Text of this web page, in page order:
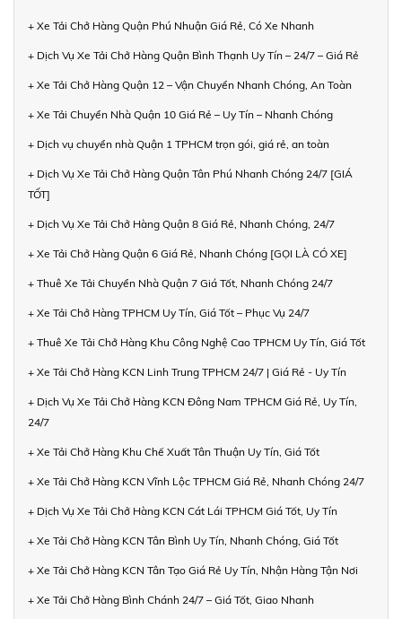
+ Xe Tải Chở Hàng Quận Phú Nhuận Giá Rẻ, Có Xe Nhanh
+ Dịch Vụ Xe Tải Chở Hàng Quận Bình Thạnh Uy Tín – 24/7 – Giá Rẻ
+ Xe Tải Chở Hàng Quận 12 – Vận Chuyển Nhanh Chóng, An Toàn
+ Xe Tải Chuyển Nhà Quận 10 Giá Rẻ – Uy Tín – Nhanh Chóng
+ Dịch vụ chuyển nhà Quận 1 TPHCM trọn gói, giá rẻ, an toàn
+ Dịch Vụ Xe Tải Chở Hàng Quận Tân Phú Nhanh Chóng 24/7 [GIÁ
TỐT]
+ Dịch Vụ Xe Tải Chở Hàng Quận 8 Giá Rẻ, Nhanh Chóng, 24/7
+ Xe Tải Chở Hàng Quận 6 Giá Rẻ, Nhanh Chóng [GỌI LÀ CÓ XE]
+ Thuê Xe Tải Chuyển Nhà Quận 7 Giá Tốt, Nhanh Chóng 24/7
+ Xe Tải Chở Hàng TPHCM Uy Tín, Giá Tốt – Phục Vụ 24/7
+ Thuê Xe Tải Chở Hàng Khu Công Nghệ Cao TPHCM Uy Tín, Giá Tốt
+ Xe Tải Chở Hàng KCN Linh Trung TPHCM 24/7 | Giá Rẻ - Uy Tín
+ Dịch Vụ Xe Tải Chở Hàng KCN Đông Nam TPHCM Giá Rẻ, Uy Tín,
24/7
+ Xe Tải Chở Hàng Khu Chế Xuất Tân Thuận Uy Tín, Giá Tốt
+ Xe Tải Chở Hàng KCN Vĩnh Lộc TPHCM Giá Rẻ, Nhanh Chóng 24/7
+ Dịch Vụ Xe Tải Chở Hàng KCN Cát Lái TPHCM Giá Tốt, Uy Tín
+ Xe Tải Chở Hàng KCN Tân Bình Uy Tín, Nhanh Chóng, Giá Tốt
+ Xe Tải Chở Hàng KCN Tân Tạo Giá Rẻ Uy Tín, Nhận Hàng Tận Nơi
+ Xe Tải Chở Hàng Bình Chánh 24/7 – Giá Tốt, Giao Nhanh